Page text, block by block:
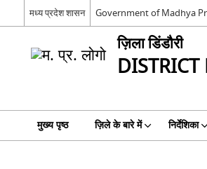
मध्य प्रदेश शासन Government of Madhya
ज़िला डिंडौरी
मुख्य पृष्ठ ज़िले के बारे में निर्देशिका